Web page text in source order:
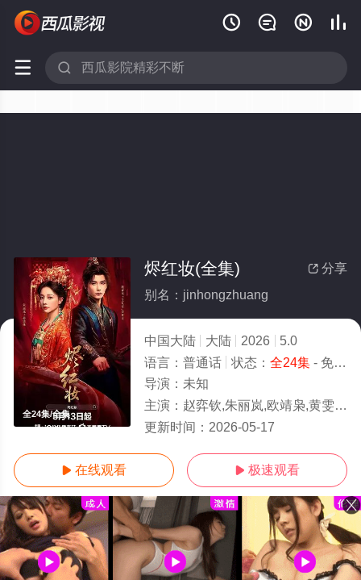
   
 
全24集/全集
 分享
烬红妆(全集)
别名：jinhongzhuang
中国大陆 大陆 2026
5.0
语言： 普通话 状态： 全24集- 免费在线观看
导演： 未知
主演： 赵弈钦,朱丽岚,欧靖枭,黄雯卿,周峻锋,胡子程,王灿亓
更新时间： 2026-05-17
 在线观看  极速观看